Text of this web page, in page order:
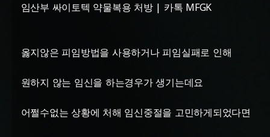
임산부 싸이토텍 약물복용 처방 | 카톡 MFGK
옳지않은 피임방법을 사용하거나 피임실패로 인해
원하지 않는 임신을 하는경우가 생기는데요
어쩔수없는 상황에 처해 임신중절을 고민하게되었다면